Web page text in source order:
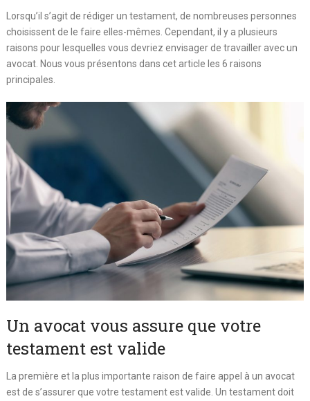
Lorsqu’il s’agit de rédiger un testament, de nombreuses personnes
choisissent de le faire elles-mêmes. Cependant, il y a plusieurs
raisons pour lesquelles vous devriez envisager de travailler avec un
avocat. Nous vous présentons dans cet article les 6 raisons
principales.
Un avocat vous assure que votre
testament est valide
La première et la plus importante raison de faire appel à un avocat
est de s’assurer que votre testament est valide. Un testament doit